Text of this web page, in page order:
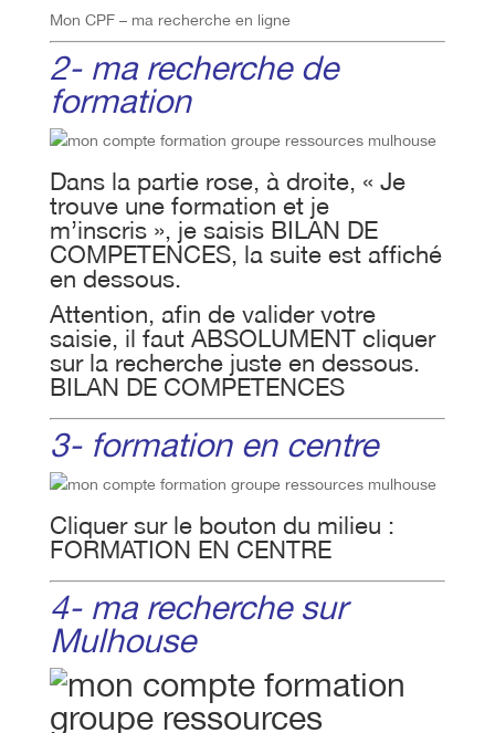
Mon CPF – ma recherche en ligne
2- ma recherche de
formation
Dans la partie rose, à droite, « Je
trouve une formation et je
m’inscris », je saisis BILAN DE
COMPETENCES, la suite est affiché
en dessous.
Attention, afin de valider votre
saisie, il faut ABSOLUMENT cliquer
sur la recherche juste en dessous.
BILAN DE COMPETENCES
3- formation en centre
Cliquer sur le bouton du milieu :
FORMATION EN CENTRE
4- ma recherche sur
Mulhouse